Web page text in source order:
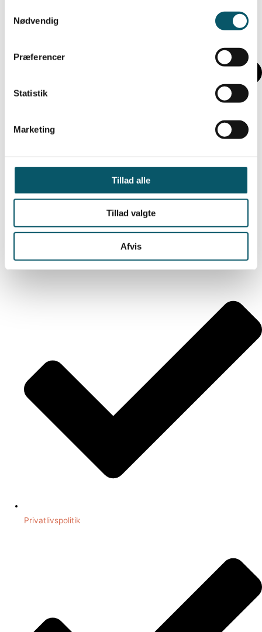
Nødvendig
Præferencer
Statistik
Marketing
Tillad alle
Tillad valgte
Afvis
Handelsbetingelser
Privatlivspolitik